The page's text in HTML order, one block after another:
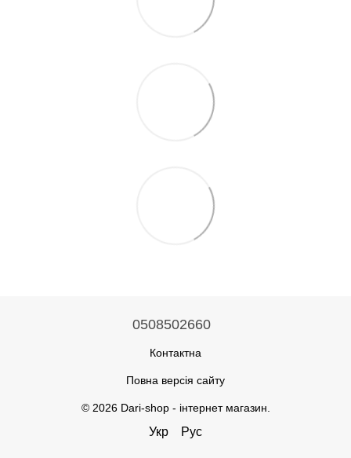
0508502660
Контактна
Повна версія сайту
© 2026 Dari-shop - інтернет магазин.
Укр Рус